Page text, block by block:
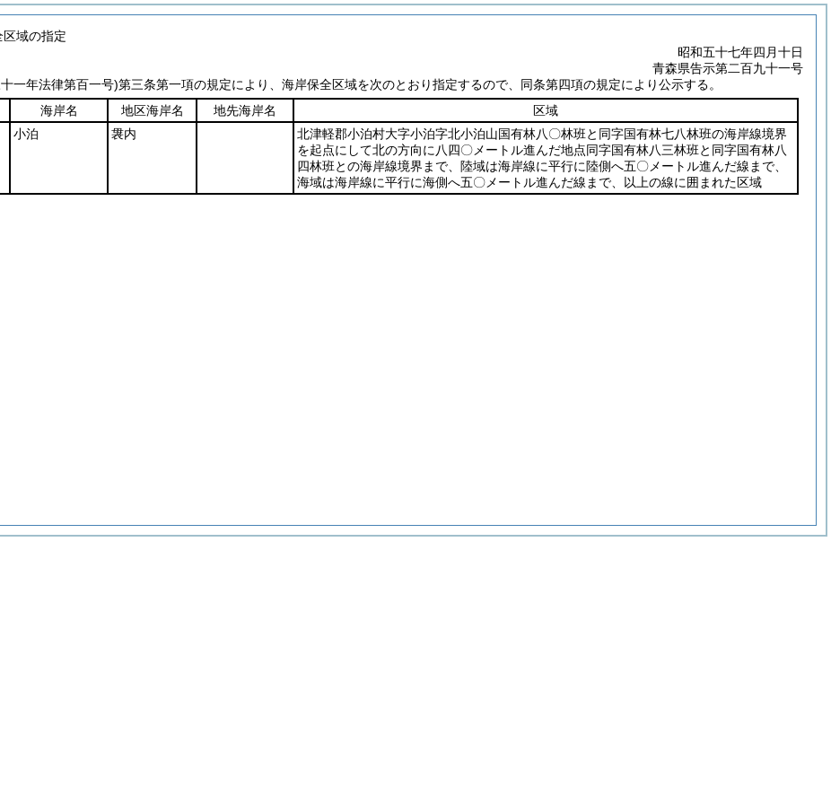
区域の指定
昭和五十七年四月十日
青森県告示第二百九十一号
一年法律第百一号)第三条第一項の規定により、海岸保全区域を次のとおり指定するので、同条第四項の規定により公示する。
海岸名 地区海岸名 地先海岸名
区域
小泊 袰内
北津軽郡小泊村大字小泊字北小泊山国有林八〇林班と同字国有林七八林班の海岸線境界
を起点にして北の方向に八四〇メートル進んだ地点同字国有林八三林班と同字国有林八
四林班との海岸線境界まで、陸域は海岸線に平行に陸側へ五〇メートル進んだ線まで、
海域は海岸線に平行に海側へ五〇メートル進んだ線まで、以上の線に囲まれた区域